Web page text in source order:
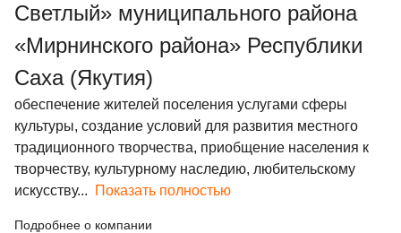
Светлый» муниципального района
«Мирнинского района» Республики
Саха (Якутия)
обеспечение жителей поселения услугами сферы
культуры, создание условий для развития местного
традиционного творчества, приобщение населения к
творчеству, культурному наследию, любительскому
искусству... Показать полностью
Подробнее о компании